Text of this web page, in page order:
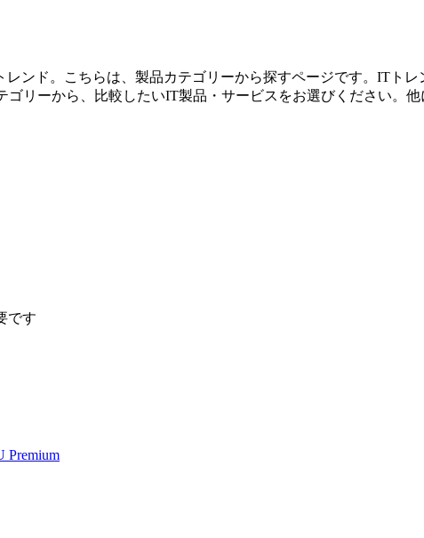
ンド。こちらは、製品カテゴリーから探すページです。ITト
リーから、比較したいIT製品・サービスをお選びください。
です
Premium